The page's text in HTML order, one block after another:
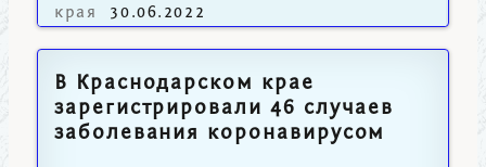
края
30.06.2022
В Краснодарском крае
зарегистрировали 46 случаев
заболевания коронавирусом